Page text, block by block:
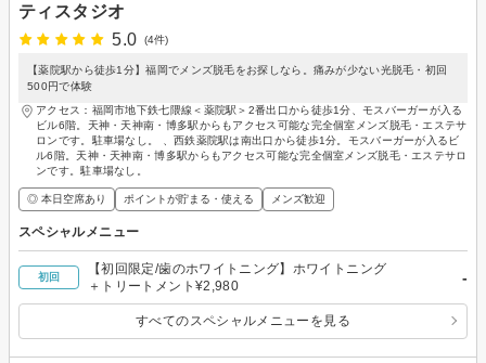
ティスタジオ
5.0
(4件)
【薬院駅から徒歩1分】福岡でメンズ脱毛をお探しなら。痛みが少ない光脱毛・初回
500円で体験
アクセス：福岡市地下鉄七隈線＜薬院駅＞2番出口から徒歩1分、モスバーガーが入る
ビル6階。天神・天神南・博多駅からもアクセス可能な完全個室メンズ脱毛・エステサ
ロンです。駐車場なし。 、西鉄薬院駅は南出口から徒歩1分。モスバーガーが入るビ
ル6階。天神・天神南・博多駅からもアクセス可能な完全個室メンズ脱毛・エステサロ
ンです。駐車場なし。
◎ 本日空席あり ポイントが貯まる・使える メンズ歓迎
スペシャルメニュー
初回
【初回限定/歯のホワイトニング】ホワイトニング
＋トリートメント¥2,980
-
すべてのスペシャルメニューを見る